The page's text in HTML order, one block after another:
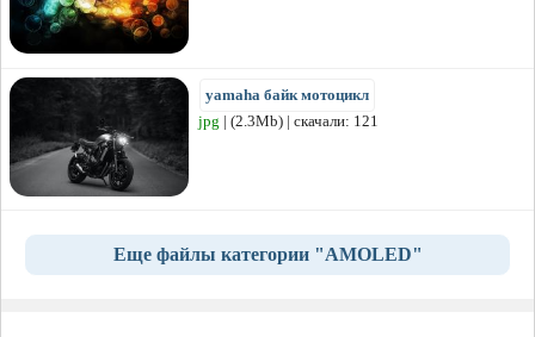
yamaha байк мотоцикл
jpg | (2.3Mb) | скачали: 121
Еще файлы категории "AMOLED"